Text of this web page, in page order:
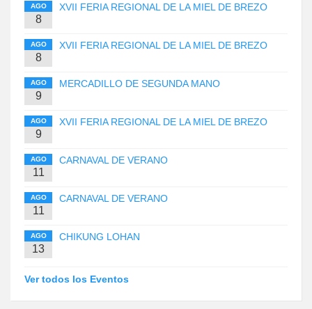
AGO
8
XVII FERIA REGIONAL DE LA MIEL DE BREZO
AGO
8
XVII FERIA REGIONAL DE LA MIEL DE BREZO
AGO
9
MERCADILLO DE SEGUNDA MANO
AGO
9
XVII FERIA REGIONAL DE LA MIEL DE BREZO
AGO
11
CARNAVAL DE VERANO
AGO
11
CARNAVAL DE VERANO
AGO
13
CHIKUNG LOHAN
Ver todos los Eventos